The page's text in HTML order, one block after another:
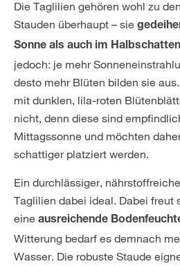
Die Taglilien gehören wohl zu
Stauden überhaupt – sie
Sonne als auch im
jedoch: je mehr
desto mehr Blüten bilden sie
mit dunklen, lila-roten
nicht, denn diese sind
Mittagssonne und möchten
schattiger platziert werden.
Ein durchlässiger,
Taglilien dabei ideal. Dabei freut
eine ausreichende
Witterung bedarf es demnach
Wasser. Die robuste Staude